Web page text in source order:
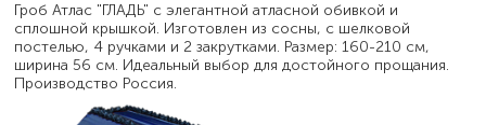
Гроб Атлас "ГЛАДЬ" с элегантной атласной обивкой и
сплошной крышкой. Изготовлен из сосны, с шелковой
постелью, 4 ручками и 2 закрутками. Размер: 160-210 см,
ширина 56 см. Идеальный выбор для достойного прощания.
Производство Россия.